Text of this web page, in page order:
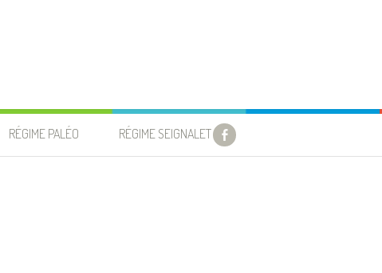
RÉGIME PALÉO RÉGIME SEIGNALET